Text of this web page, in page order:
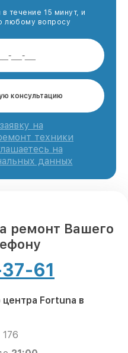
течение 15 минут, и
любому вопросу
консультацию
на
техники
на
данных
ремонт Вашего
61
Fortuna в